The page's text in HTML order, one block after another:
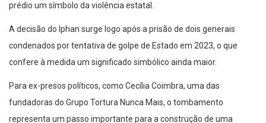
prédio um símbolo da violência estatal.
A decisão do Iphan surge logo após a prisão de dois generais
condenados por tentativa de golpe de Estado em 2023, o que
confere à medida um significado simbólico ainda maior.
Para ex-presos políticos, como Cecília Coimbra, uma das
fundadoras do Grupo Tortura Nunca Mais, o tombamento
representa um passo importante para a construção de uma